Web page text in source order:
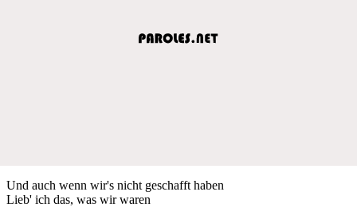
Und auch wenn wir's nicht geschafft haben
Lieb' ich das, was wir waren